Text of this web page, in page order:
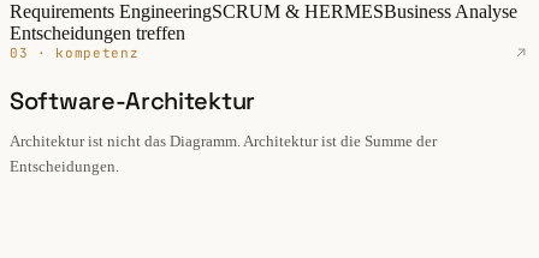
Requirements EngineeringSCRUM & HERMESBusiness Analyse
Entscheidungen treffen
03 · kompetenz
Software-Architektur
Architektur ist nicht das Diagramm. Architektur ist die Summe der
Entscheidungen.